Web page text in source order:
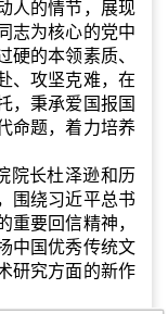
人的情节，展现
志为核心的党中
硬的本领素质、
、攻坚克难，在
，秉承爱国报国
命题，着力培养
院长杜泽逊和历
围绕习近平总书
重要回信精神，
中国优秀传统文
研究方面的新作